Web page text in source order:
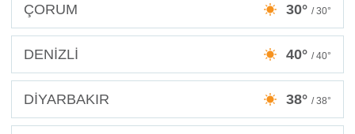
ÇORUM 30° / 30°
DENİZLİ 40° / 40°
DİYARBAKIR 38° / 38°